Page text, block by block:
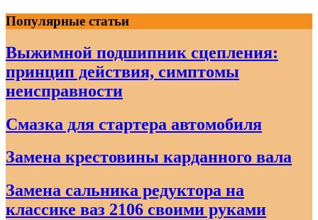
Skip
to
content
Популярные статьи
Выжимной подшипник сцепления:
принцип действия, симптомы
неисправности
Смазка для стартера автомобиля
Замена крестовины карданного вала
Замена сальника редуктора на
классике ваз 2106 своими руками